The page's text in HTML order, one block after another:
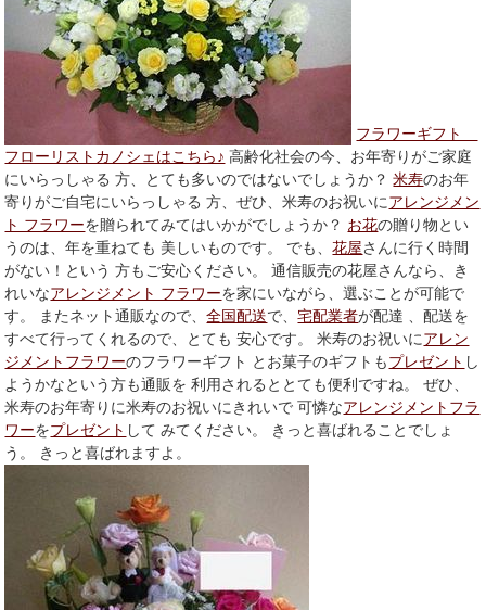
フラワーギフト
フローリストカノシェはこちら♪ 高齢化社会の今、お年寄りがご家庭
にいらっしゃる 方、とても多いのではないでしょうか？米寿のお年
寄りがご自宅にいらっしゃる 方、ぜひ、米寿のお祝いにアレンジメン
ト フラワーを贈られてみてはいかがでしょうか？ お花の贈り物とい
うのは、年を重ねても 美しいものです。 でも、花屋さんに行く時間
がない！という 方もご安心ください。 通信販売の花屋さんなら、き
れいなアレンジメント フラワーを家にいながら、選ぶことが可能で
す。 またネット通販なので、全国配送で、宅配業者が配達 、配送を
すべて行ってくれるので、とても 安心です。 米寿のお祝いにアレン
ジメントフラワーのフラワーギフト とお菓子のギフトもプレゼント し
ようかなという方も通販を 利用されるととても便利ですね。 ぜひ、
米寿のお年寄りに米寿のお祝いにきれいで 可憐なアレンジメントフラ
ワーをプレゼント して みてください。 きっと喜ばれることでしょ
う。 きっと喜ばれますよ。